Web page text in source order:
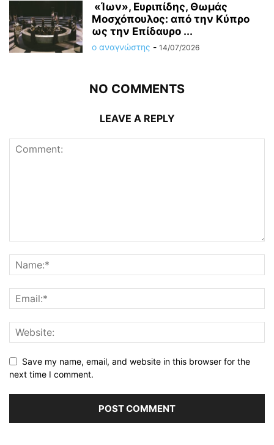
«Ίων», Ευριπίδης, Θωμάς
Μοσχόπουλος: από την Κύπρο
ως την Επίδαυρο ...
ο αναγνώστης - 14/07/2026
NO COMMENTS
LEAVE A REPLY
Save my name, email, and website in this browser for the
next time I comment.